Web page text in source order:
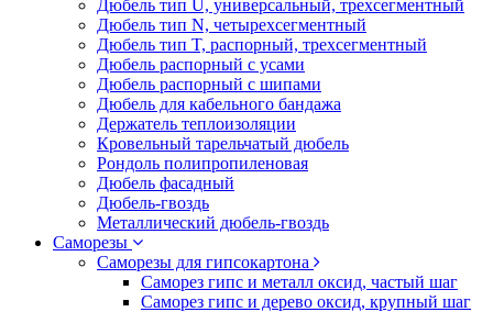
Дюбель тип U, универсальный, трехсегментный
Дюбель тип N, четырехсегментный
Дюбель тип T, распорный, трехсегментный
Дюбель распорный с усами
Дюбель распорный с шипами
Дюбель для кабельного бандажа
Держатель теплоизоляции
Кровельный тарельчатый дюбель
Рондоль полипропиленовая
Дюбель фасадный
Дюбель-гвоздь
Металлический дюбель-гвоздь
Саморезы
Саморезы для гипсокартона
Саморез гипс и металл оксид, частый шаг
Саморез гипс и дерево оксид, крупный шаг